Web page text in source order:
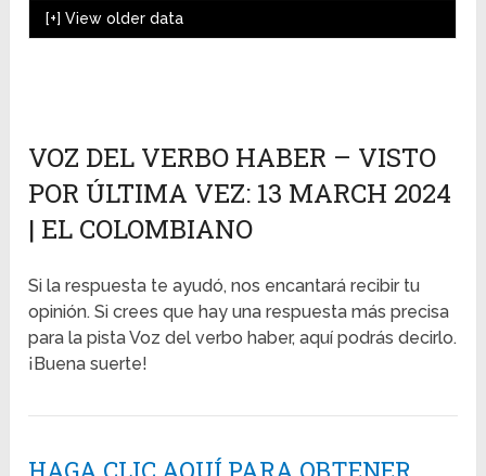
[+]View older data
VOZ DEL VERBO HABER – VISTO
POR ÚLTIMA VEZ: 13 MARCH 2024
| EL COLOMBIANO
Si la respuesta te ayudó, nos encantará recibir tu
opinión. Si crees que hay una respuesta más precisa
para la pista Voz del verbo haber, aquí podrás decirlo.
¡Buena suerte!